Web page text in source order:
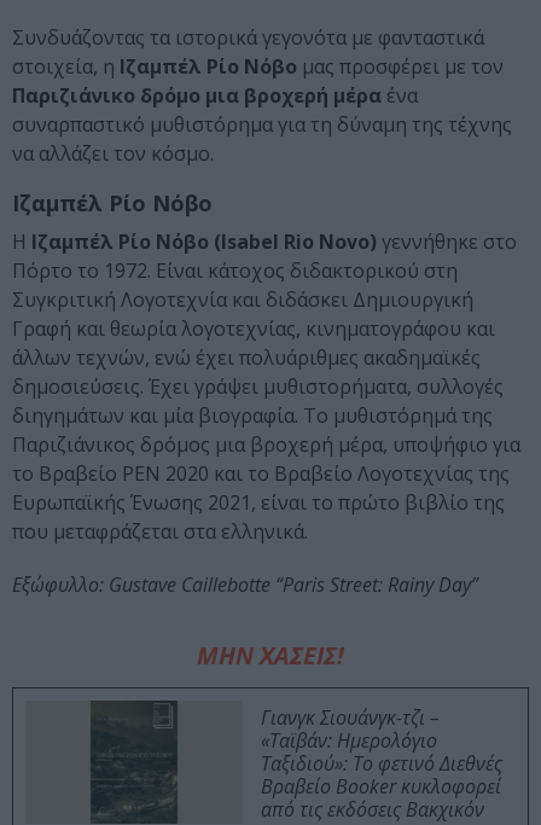
Συνδυάζοντας τα ιστορικά γεγονότα με φανταστικά
στοιχεία, η Ιζαμπέλ Ρίο Νόβο μας προσφέρει με τον
Παριζιάνικο δρόμο μια βροχερή μέρα ένα
συναρπαστικό μυθιστόρημα για τη δύναμη της τέχνης
να αλλάζει τον κόσμο.
Ιζαμπέλ Ρίο Νόβο
Η Ιζαμπέλ Ρίο Νόβο (Isabel Rio Novo) γεννήθηκε στο
Πόρτο το 1972. Είναι κάτοχος διδακτορικού στη
Συγκριτική Λογοτεχνία και διδάσκει Δημιουργική
Γραφή και θεωρία λογοτεχνίας, κινηματογράφου και
άλλων τεχνών, ενώ έχει πολυάριθμες ακαδημαϊκές
δημοσιεύσεις. Έχει γράψει μυθιστορήματα, συλλογές
διηγημάτων και μία βιογραφία. Το μυθιστόρημά της
Παριζιάνικος δρόμος μια βροχερή μέρα, υποψήφιο για
το Βραβείο PEN 2020 και το Βραβείο Λογοτεχνίας της
Ευρωπαϊκής Ένωσης 2021, είναι το πρώτο βιβλίο της
που μεταφράζεται στα ελληνικά.
Εξώφυλλο: Gustave Caillebotte “Paris Street: Rainy Day”
ΜΗΝ ΧΑΣΕΙΣ!
Γιανγκ Σιουάνγκ-τζι –
«Ταϊβάν: Ημερολόγιο
Ταξιδιού»: Το φετινό Διεθνές
Βραβείο Booker κυκλοφορεί
από τις εκδόσεις Βακχικόν